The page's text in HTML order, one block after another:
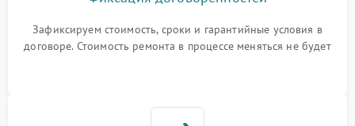
Зафиксируем стоимость, сроки и гарантийные условия в
договоре. Стоимость ремонта в процессе меняться не будет